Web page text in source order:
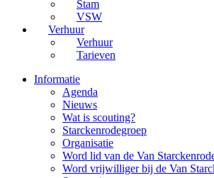
Stam
VSW
Verhuur
Verhuur
Tarieven
Informatie
Agenda
Nieuws
Wat is scouting?
Starckenrodegroep
Organisatie
Word lid van de Van
Word vrijwilliger bij de Van